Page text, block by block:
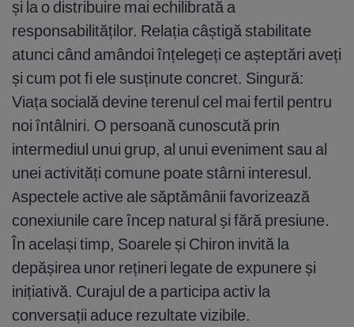
și la o distribuire mai echilibrată a
responsabilităților. Relația câștigă stabilitate
atunci când amândoi înțelegeți ce așteptări aveți
și cum pot fi ele susținute concret. Singură:
Viața socială devine terenul cel mai fertil pentru
noi întâlniri. O persoană cunoscută prin
intermediul unui grup, al unui eveniment sau al
unei activități comune poate stârni interesul.
Aspectele active ale săptămânii favorizează
conexiunile care încep natural și fără presiune.
În același timp, Soarele și Chiron invită la
depășirea unor rețineri legate de expunere și
inițiativă. Curajul de a participa activ la
conversații aduce rezultate vizibile.